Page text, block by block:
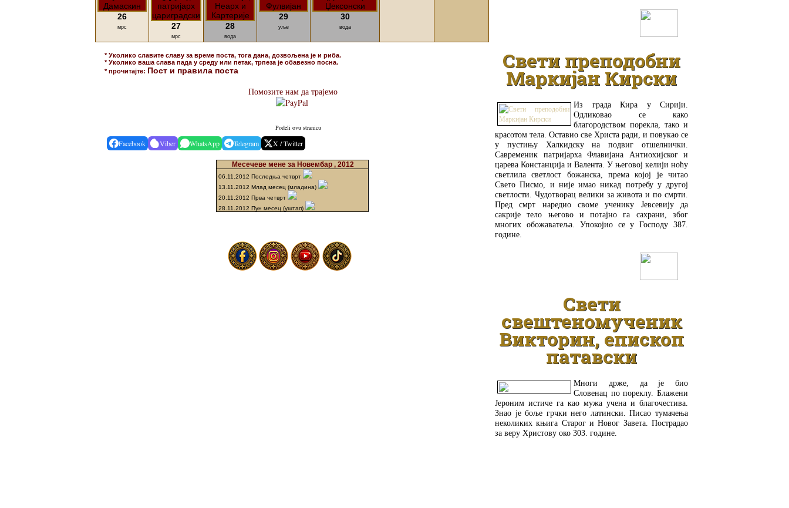
Свети преподобни
Маркијан Кирски
Из града Кира у Сирији.
Одликовао се како
благородством порекла, тако и
красотом тела. Оставио све Христа ради, и повукао се
у пустињу Халкидску на подвиг отшелнички.
Савременик патријарха Флавијана Антиохијског и
царева Констанција и Валента. У његовој келији ноћу
светлила светлост божанска, према којој је читао
Свето Писмо, и није имао никад потребу у другој
светлости. Чудотворац велики за живота и по смрти.
Пред смрт наредио своме ученику Јевсевију да
сакрије тело његово и потајно га сахрани, због
многих обожаватеља. Упокојио се у Господу 387.
године.
Свети
свештеномученик
Викторин, епископ
патавски
Многи држе, да је био
Словенац по пореклу. Блажени
Јероним истиче га као мужа учена и благочестива.
Знао је боље грчки него латински. Писао тумачења
неколиких књига Старог и Новог Завета. Пострадао
за веру Христову око 303. године.
26
мрс 27
мрс
28
вода
29
уље
30
вода
* Уколико славите славу за време поста, тога дана, дозвољена је и риба.
* Уколико ваша слава пада у среду или петак, трпеза је обавезно посна.
* прочитајте: Пост и правила поста
Помозите нам да трајемо
Podeli ovu stranicu
Facebook Viber WhatsApp Telegram X / Twitter
Месечеве мене за Новембар , 2012
06.11.2012 Последња четврт
13.11.2012 Млад месец (младина)
20.11.2012 Прва четврт
28.11.2012 Пун месец (уштап)